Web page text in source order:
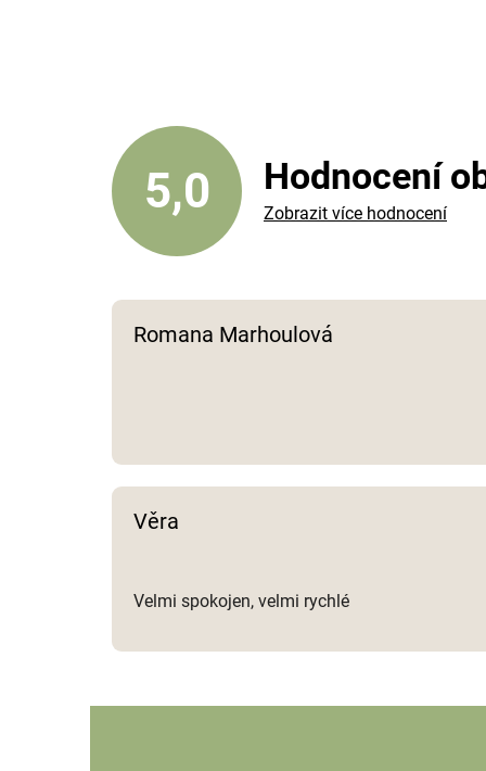
5,0 Hodnocení
Zobrazit více hodnocení
Romana Marhoulová
Věra
Velmi spokojen, velmi rychlé